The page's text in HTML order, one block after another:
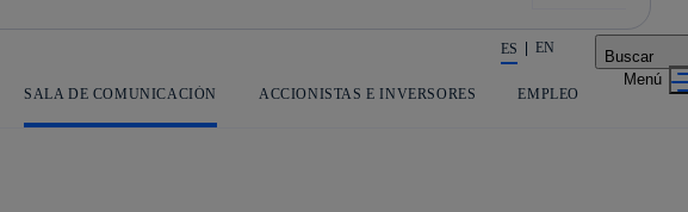
La acción en accionistas e inversores
ES EN Buscar
SALA DE COMUNICACIÓN ACCIONISTAS E INVERSORES EMPLEO